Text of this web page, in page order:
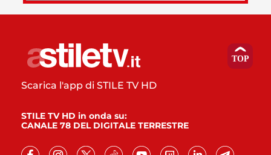
Scarica l'app di STILE TV HD
STILE TV HD in onda su:
CANALE 78 DEL DIGITALE TERRESTRE